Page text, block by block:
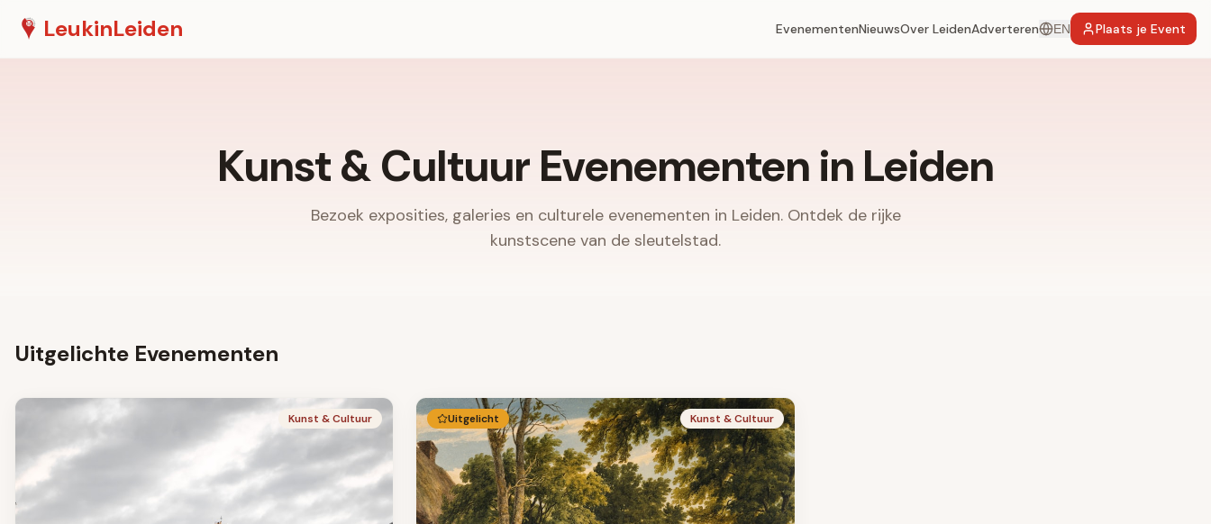
LeukinLeiden EvenementenNieuwsOver LeidenAdverteren EN Plaats je Event
Kunst & Cultuur Evenementen in Leiden
Bezoek exposities, galeries en culturele evenementen in Leiden. Ontdek de rijke
kunstscene van de sleutelstad.
Uitgelichte Evenementen
Kunst & Cultuur Uitgelicht Kunst & Cultuur